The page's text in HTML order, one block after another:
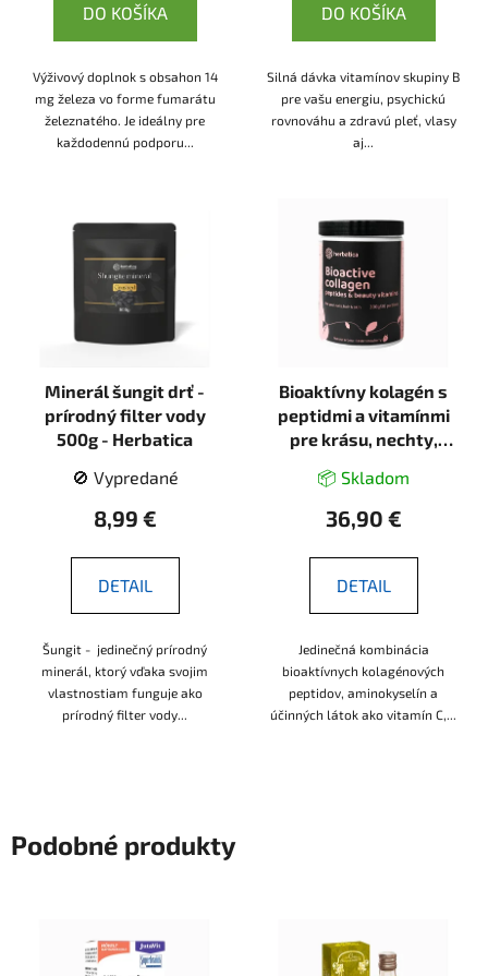
DO KOŠÍKA
Výživový doplnok s obsahon 14
mg železa vo forme fumarátu
železnatého. Je ideálny pre
každodennú podporu...
DO KOŠÍKA
Silná dávka vitamínov skupiny B
pre vašu energiu, psychickú
rovnováhu a zdravú pleť, vlasy
aj...
Minerál šungit drť -
prírodný filter vody
500g - Herbatica
🚫 Vypredané
8,99 €
DETAIL
Šungit - jedinečný prírodný
minerál, ktorý vďaka svojim
vlastnostiam funguje ako
prírodný filter vody...
Bioaktívny kolagén s
peptidmi a vitamínmi
pre krásu, nechty,
- Herbatica
📦 Skladom
36,90 €
DETAIL
Jedinečná kombinácia
bioaktívnych kolagénových
peptidov, aminokyselín a
účinných látok ako vitamín C,...
Podobné produkty